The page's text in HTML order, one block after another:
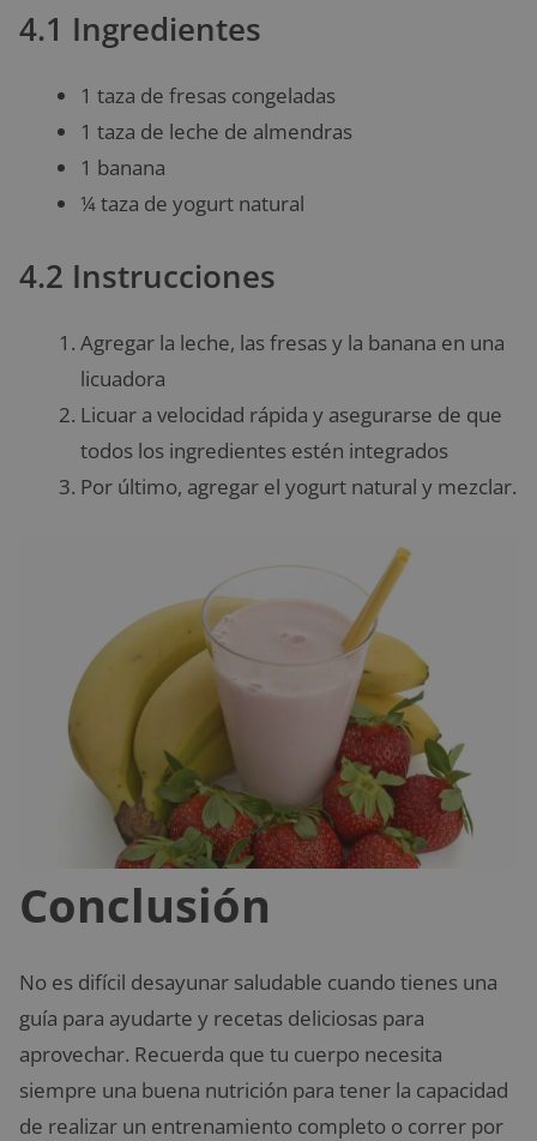
4.1 Ingredientes
1 taza de fresas congeladas
1 taza de leche de almendras
1 banana
¼ taza de yogurt natural
4.2 Instrucciones
Agregar la leche, las fresas y la banana en una
licuadora
Licuar a velocidad rápida y asegurarse de que
todos los ingredientes estén integrados
Por último, agregar el yogurt natural y mezclar.
Conclusión
No es difícil desayunar saludable cuando tienes una
guía para ayudarte y recetas deliciosas para
aprovechar. Recuerda que tu cuerpo necesita
siempre una buena nutrición para tener la capacidad
de realizar un entrenamiento completo o correr por